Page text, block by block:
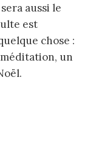
aussi le
est
chose :
un